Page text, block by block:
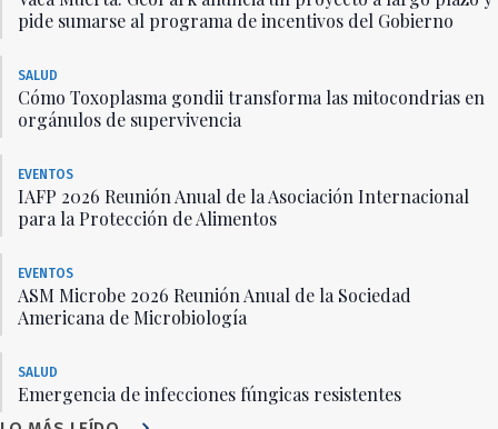
pide sumarse al programa de incentivos del Gobierno
SALUD
Cómo Toxoplasma gondii transforma las mitocondrias en
orgánulos de supervivencia
EVENTOS
IAFP 2026 Reunión Anual de la Asociación Internacional
para la Protección de Alimentos
EVENTOS
ASM Microbe 2026 Reunión Anual de la Sociedad
Americana de Microbiología
SALUD
Emergencia de infecciones fúngicas resistentes